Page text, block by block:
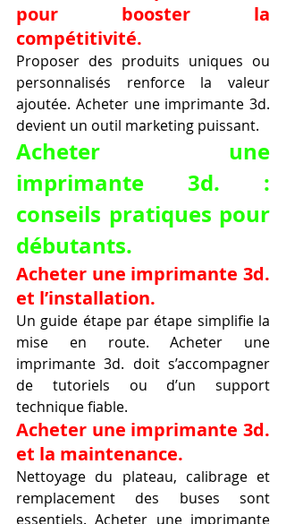
pour booster la
compétitivité.
Proposer des produits uniques ou
personnalisés renforce la valeur
ajoutée. Acheter une imprimante 3d.
devient un outil marketing puissant.
Acheter une
imprimante 3d. :
conseils pratiques pour
débutants.
Acheter une imprimante 3d.
et l’installation.
Un guide étape par étape simplifie la
mise en route. Acheter une
imprimante 3d. doit s’accompagner
de tutoriels ou d’un support
technique fiable.
Acheter une imprimante 3d.
et la maintenance.
Nettoyage du plateau, calibrage et
remplacement des buses sont
essentiels. Acheter une imprimante